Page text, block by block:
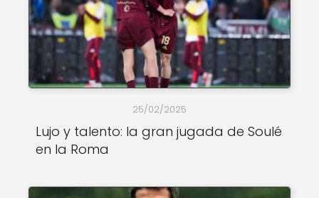
25/02/2025
Lujo y talento: la gran jugada de Soulé
en la Roma